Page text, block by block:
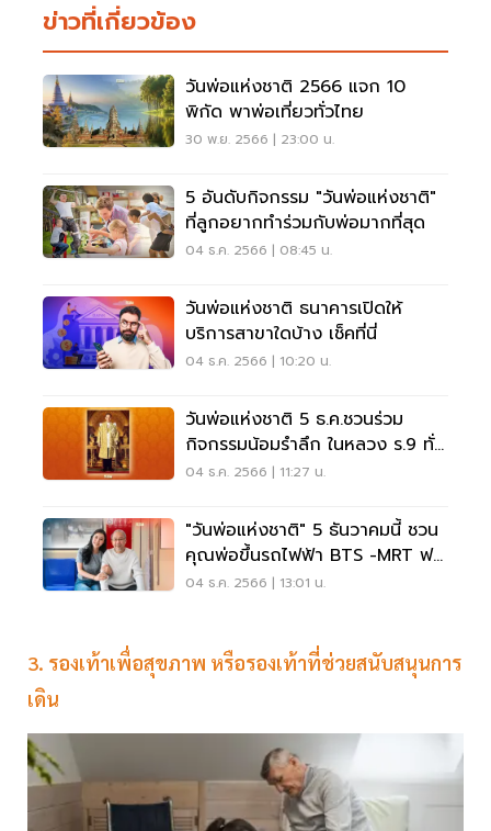
ข่าวที่เกี่ยวข้อง
วันพ่อแห่งชาติ 2566 แจก 10
พิกัด พาพ่อเที่ยวทั่วไทย
30 พ.ย. 2566 | 23:00 น.
5 อันดับกิจกรรม "วันพ่อแห่งชาติ"
ที่ลูกอยากทำร่วมกับพ่อมากที่สุด
04 ธ.ค. 2566 | 08:45 น.
วันพ่อแห่งชาติ ธนาคารเปิดให้
บริการสาขาใดบ้าง เช็คที่นี่
04 ธ.ค. 2566 | 10:20 น.
วันพ่อแห่งชาติ 5 ธ.ค.ชวนร่วม
กิจกรรมน้อมรำลึก ในหลวง ร.9 ทั่ว
ประเทศ
04 ธ.ค. 2566 | 11:27 น.
"วันพ่อแห่งชาติ" 5 ธันวาคมนี้ ชวน
คุณพ่อขึ้นรถไฟฟ้า BTS -MRT ฟรี
ตลอดสาย
04 ธ.ค. 2566 | 13:01 น.
3. รองเท้าเพื่อสุขภาพ หรือรองเท้าที่ช่วยสนับสนุนการ
เดิน